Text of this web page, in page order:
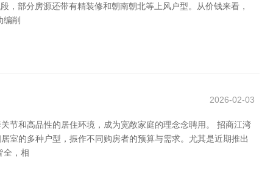
部分房源还带有精装修和朝南朝北等上风户型。从价钱来看，
编削
2026-02-03
节和高品性的居住环境，成为宽敞家庭的理念念聘用。 招商江湾
室的多种户型，振作不同购房者的预算与需求。尤其是近期推出
全，相